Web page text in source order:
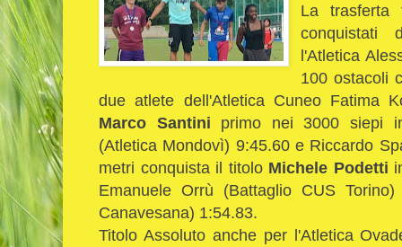
La trasferta
conquistati
l'Atletica
100 ostacoli
due atlete dell'Atletica Cuneo Fatima
Marco Santini primo nei 3000 siepi
(Atletica Mondovì) 9:45.60 e Riccardo
metri conquista il titoloMichele Podetti
Emanuele Orrù (Battaglio CUS
Canavesana) 1:54.83.
Titolo Assoluto anche per l'Atletica